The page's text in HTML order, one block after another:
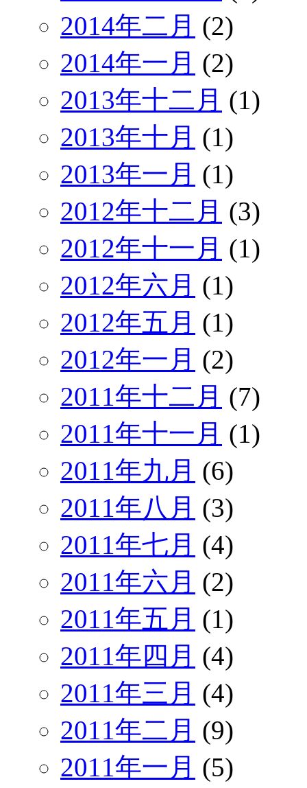
2014年二月 (2)
2014年一月 (2)
2013年十二月 (1)
2013年十月 (1)
2013年一月 (1)
2012年十二月 (3)
2012年十一月 (1)
2012年六月 (1)
2012年五月 (1)
2012年一月 (2)
2011年十二月 (7)
2011年十一月 (1)
2011年九月 (6)
2011年八月 (3)
2011年七月 (4)
2011年六月 (2)
2011年五月 (1)
2011年四月 (4)
2011年三月 (4)
2011年二月 (9)
2011年一月 (5)